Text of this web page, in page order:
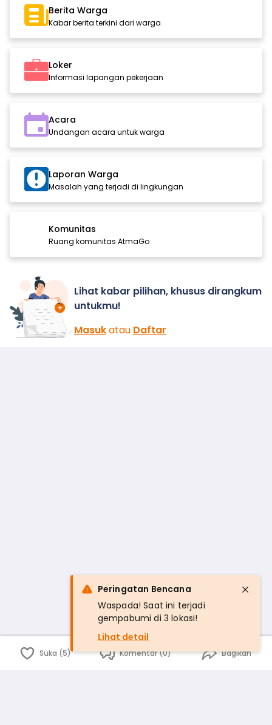
Berita Warga
Kabar berita terkini dari warga
Loker
Informasi lapangan pekerjaan
Acara
Undangan acara untuk warga
Laporan Warga
Masalah yang terjadi di lingkungan
Komunitas
Ruang komunitas AtmaGo
Lihat kabar pilihan, khusus dirangkum
untukmu!
Masukatau Daftar
Suka (5) Komentar (0) Bagikan
Peringatan Bencana
Waspada! Saat ini terjadi
gempabumi di 3 lokasi!
Lihat detail